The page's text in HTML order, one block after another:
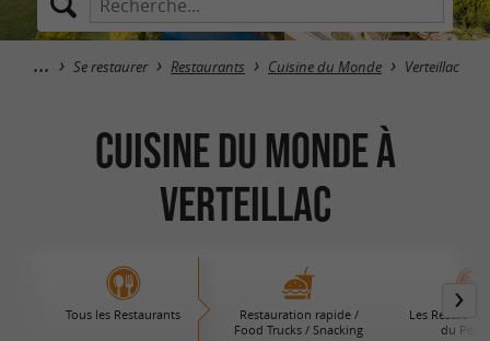
Se restaurer Restaurants Cuisine du Monde Verteillac
Cuisine du Monde à
Verteillac
Tous les Restaurants
Restauration rapide /
Food Trucks / Snacking
Les
du